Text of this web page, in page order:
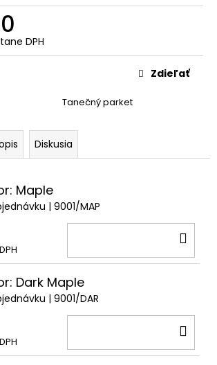
DPH
Tanečný parket
Zdieľať
Diskusia
Maple
| 9001/MAP
Dark Maple
| 9001/DAR